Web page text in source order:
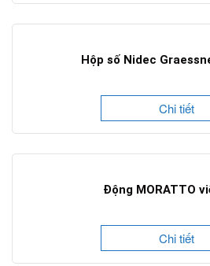
Hộp số Nidec
Chi tiết
Động MORATTO
Chi tiết